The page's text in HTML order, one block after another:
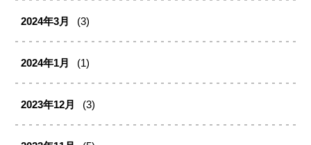
2024年3月 (3)
2024年1月 (1)
2023年12月 (3)